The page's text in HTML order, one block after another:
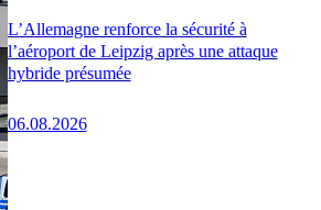
L’Allemagne renforce la sécurité à
l’aéroport de Leipzig après une attaque
hybride présumée
06.08.2026